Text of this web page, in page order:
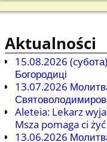
Aktualności
15.08.2026
Богородиці
13.07.2026
Aleteia: Lekarz
Msza pomaga ci żyć
13.06.2026